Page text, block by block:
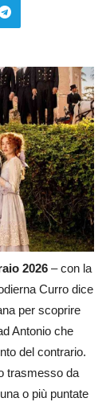
2026 – con la
Curro dice
per scoprire
Antonio che
del contrario.
trasmesso da
o più puntate